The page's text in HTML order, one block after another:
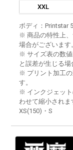
XXL
ボディ：Printstar
※ 商品の特性上
場合がございます
※ サイズ表の数
と誤差が生じる場
※ プリント加工
す。
※ インクジェッ
わせて縮小されま
XS(150)・S